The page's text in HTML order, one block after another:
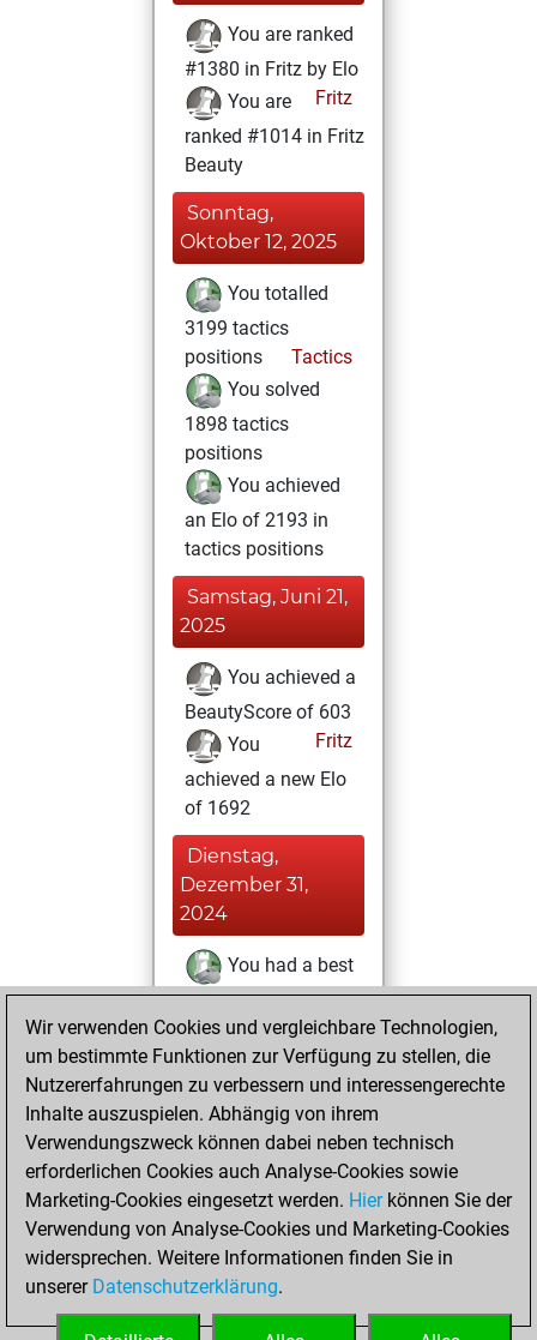
You are ranked
#1380 in Fritz by Elo
Fritz
You are
ranked #1014 in Fritz
Beauty
Sonntag,
Oktober 12, 2025
You totalled
3199 tactics
positions
Tactics
You solved
1898 tactics
positions
You achieved
an Elo of 2193 in
tactics positions
Samstag, Juni 21,
2025
You achieved a
BeautyScore of 603
Fritz
You
achieved a new Elo
of 1692
Dienstag,
Dezember 31,
2024
You had a best
sprint of 18 positions
Tactics
Sonntag,
Oktober 13, 2024
You won
against Fritz
Fritz
Sonntag,
Dezember 5, 2021
You created
your Fritz account
Wir verwenden Cookies und vergleichbare Technologien,
um bestimmte Funktionen zur Verfügung zu stellen, die
Nutzererfahrungen zu verbessern und interessengerechte
Inhalte auszuspielen. Abhängig von ihrem
Verwendungszweck können dabei neben technisch
erforderlichen Cookies auch Analyse-Cookies sowie
Marketing-Cookies eingesetzt werden. Hierkönnen Sie der
Verwendung von Analyse-Cookies und Marketing-Cookies
widersprechen. Weitere Informationen finden Sie in
unserer Datenschutzerklärung.